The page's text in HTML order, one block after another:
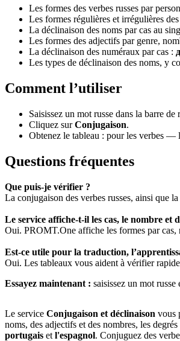
Les formes des verbes russes par
Les formes régulières et irrégulières
La déclinaison des noms par cas au
Les formes des adjectifs par genre,
La déclinaison des numéraux par cas :
Les types de déclinaison des noms, y
Comment l’utiliser
Saisissez un mot russe dans la barre de
Cliquez surConjugaison.
Obtenez le tableau : pour les verbes —
Questions fréquentes
Que puis-je vérifier ?
La conjugaison des verbes russes, ainsi que
Le service affiche-t-il les cas, le nombre et
Oui. PROMT.One affiche les formes par cas,
Est-ce utile pour la traduction,
Oui. Les tableaux vous aident à vérifier
Essayez maintenant : saisissez un mot
Le service Conjugaison et déclinaison vous
noms, des adjectifs et des nombres, les
portugais et l'espagnol. Conjuguez des